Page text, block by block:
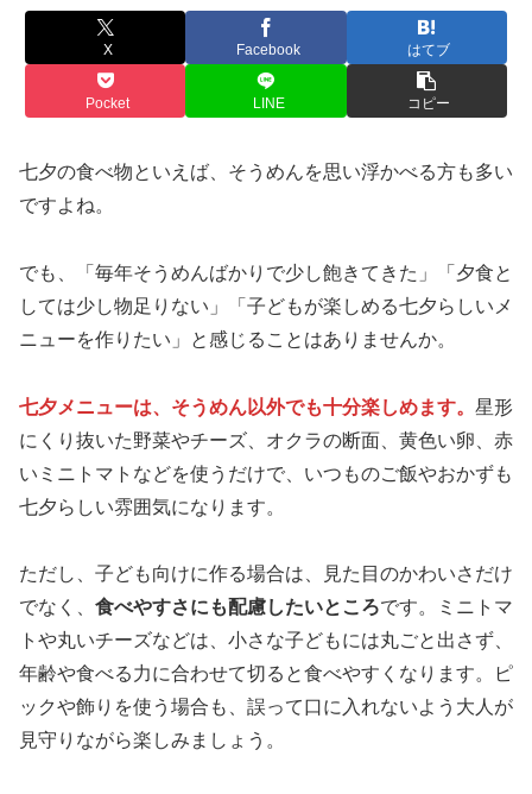
X Facebook はてブ
Pocket LINE コピー
七夕の食べ物といえば、そうめんを思い浮かべる方も多い
ですよね。
でも、「毎年そうめんばかりで少し飽きてきた」「夕食と
しては少し物足りない」「子どもが楽しめる七夕らしいメ
ニューを作りたい」と感じることはありませんか。
七夕メニューは、そうめん以外でも十分楽しめます。 星形
にくり抜いた野菜やチーズ、オクラの断面、黄色い卵、赤
いミニトマトなどを使うだけで、いつものご飯やおかずも
七夕らしい雰囲気になります。
ただし、子ども向けに作る場合は、見た目のかわいさだけ
でなく、 食べやすさにも配慮したいところです。ミニトマ
トや丸いチーズなどは、小さな子どもには丸ごと出さず、
年齢や食べる力に合わせて切ると食べやすくなります。ピ
ックや飾りを使う場合も、誤って口に入れないよう大人が
見守りながら楽しみましょう。